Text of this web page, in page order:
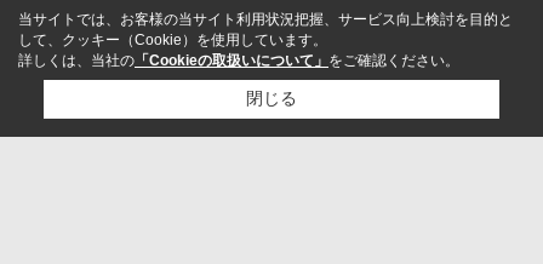
当サイトでは、お客様の当サイト利用状況把握、サービス向上検討を目的と
して、クッキー（Cookie）を使用しています。
詳しくは、当社の 「Cookieの取扱いについて」 をご確認ください。
閉じる